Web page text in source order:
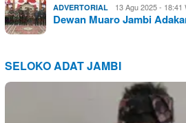
ADVERTORIAL 13 Agu 2025 - 18:41
Dewan Muaro Jambi
SELOKO ADAT JAMBI